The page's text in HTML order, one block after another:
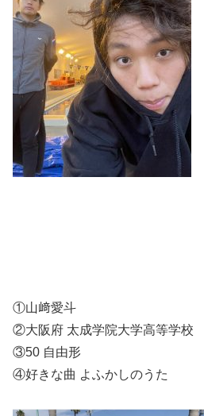
①山﨑愛斗
②大阪府 太成学院大学高等学校
③50 自由形
④好きな曲 よふかしのうた